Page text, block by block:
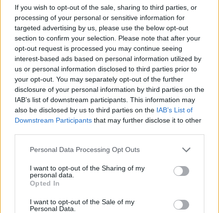
If you wish to opt-out of the sale, sharing to third parties, or
processing of your personal or sensitive information for
targeted advertising by us, please use the below opt-out
section to confirm your selection. Please note that after your
opt-out request is processed you may continue seeing
interest-based ads based on personal information utilized by
us or personal information disclosed to third parties prior to
your opt-out. You may separately opt-out of the further
disclosure of your personal information by third parties on the
IAB’s list of downstream participants. This information may
also be disclosed by us to third parties on the IAB’s List of
Downstream Participants that may further disclose it to other
Please note that this website/app uses one or more Google
not limited to your visit or usage behaviour. You may click to
grant or deny consent to Google and its third-party tags to
use your data for below specified purposes in below Google
consent section.
Personal Data Processing Opt Outs
I want to opt-out of the Sharing of my
personal data.
Opted In
I want to opt-out of the Sale of my
Personal Data.
l’imbuto delle vendite, suscitare l’interesse degli investitori e
favorire la percezione del marchio a lungo termine. Trattiamo
le PR come uno strumento di business: aiutano le aziende ad
entrare in nuovi mercati, a raccogliere fondi e a costruire una
reputazione che possono poi convertire in ricavi, fiducia nel
mercato e crescita a lungo termine.
Il nostro approccio unico ci permette di essere veloci e
flessibili. In 8bitPR, di solito andiamo più in profondità
rispetto ad un’agenzia classica – nel prodotto, negli obiettivi
aziendali e nella visione del fondatore su come la sua storia
dovrebbe essere percepita. Il nostro approccio è ben accolto:
L’85% dei clienti collabora con noi ancora oggi.
Daily News Hungary: Se la metto accanto a un gigante
startup, dove li supera onestamente?
Stepan Burov:In primo luogo, i nostri fondatori vantano una
profonda esperienza nel settore tecnologico, che ci permette
di comprendere prodotti, mercati ed ecosistemi – coprendo sia
gli aspetti di PR che quelli di prodotto – ad un livello che le
agenzie generaliste o i team interni spesso non possono